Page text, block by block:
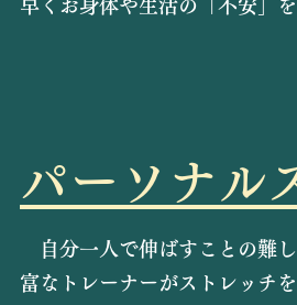
早くお身体や生活の「不安」
パーソナル
自分一人で伸ばすことの難
富なトレーナーがストレッチ